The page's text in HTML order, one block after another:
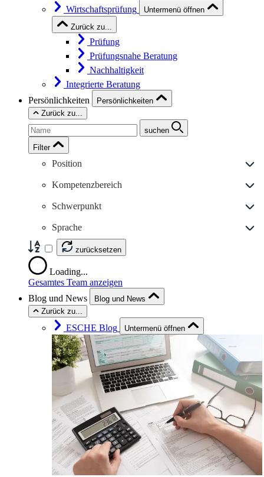
Wirtschaftsprüfung
Untermenü öffnen
Zurück zu...
Prüfung
Prüfungsnahe Beratung
Nachhaltigkeit
Integrierte Beratung
Persönlichkeiten
Persönlichkeiten
Zurück zu...
suchen
Filter
Position
Kompetenzbereich
Schwerpunkt
Sprache
zurücksetzen
Loading...
Gesamtes Team anzeigen
Blog und News
Blog und News
Zurück zu...
ESCHE Blog Untermenü öffnen